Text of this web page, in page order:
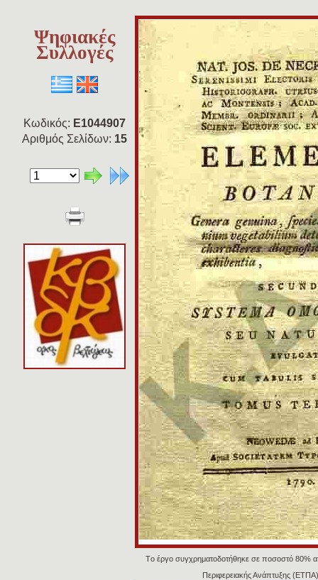
Ψηφιακές
Συλλογές
Κωδικός: E1044907
Αριθμός Σελίδων: 15
Tο έργο συγχρηματοδοτήθηκε σε ποσοστό
Περιφερειακής Ανάπτυξης